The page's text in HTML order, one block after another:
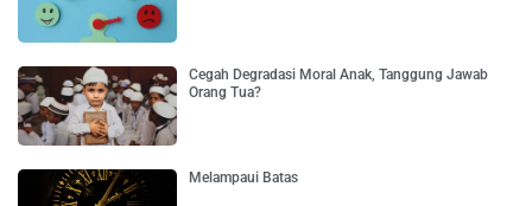
Cegah Degradasi Moral Anak, Tanggung Jawab
Orang Tua?
Melampaui Batas